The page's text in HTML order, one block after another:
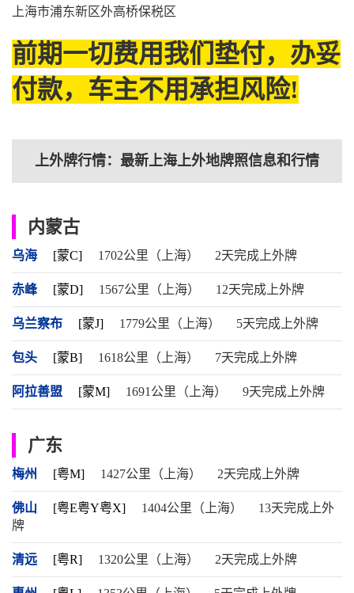
上海市浦东新区外高桥保税区
前期一切费用我们垫付，办妥
付款，车主不用承担风险!
上外牌行情：最新上海上外地牌照信息和行情
内蒙古
乌海 [蒙C] 1702公里（上海） 2天完成上外牌
赤峰 [蒙D] 1567公里（上海） 12天完成上外牌
乌兰察布 [蒙J] 1779公里（上海） 5天完成上外牌
包头 [蒙B] 1618公里（上海） 7天完成上外牌
阿拉善盟 [蒙M] 1691公里（上海） 9天完成上外牌
广东
梅州 [粤M] 1427公里（上海） 2天完成上外牌
佛山 [粤E粤Y粤X] 1404公里（上海）
13天完成上外
牌
清远 [粤R] 1320公里（上海） 2天完成上外牌